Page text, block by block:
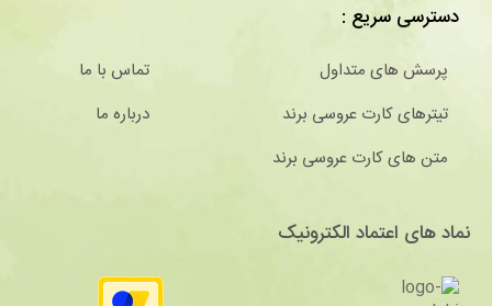
دسترسی سریع :
پرسش های متداول
تیترهای کارت عروسی برند
متن های کارت عروسی برند
تماس با ما
درباره ما
نماد های اعتماد الکترونیک